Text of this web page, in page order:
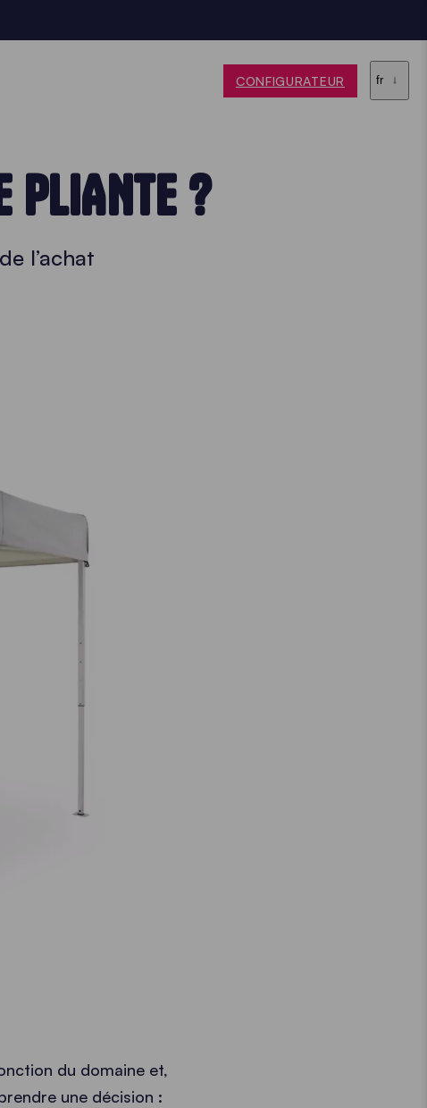
CONFIGURATEUR fr
PLIANTE ?
l’achat
du domaine et,
une décision :